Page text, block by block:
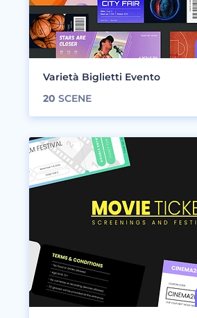
Varietà Biglietti Evento
20 SCENE